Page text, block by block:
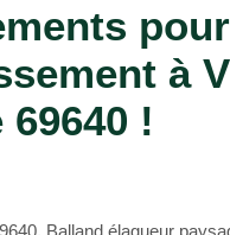
pour
à
!
Balland élagueur